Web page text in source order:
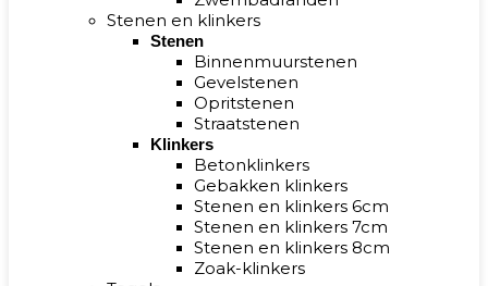
Stenen en klinkers
Stenen
Binnenmuurstenen
Gevelstenen
Opritstenen
Straatstenen
Klinkers
Betonklinkers
Gebakken klinkers
Stenen en klinkers 6cm
Stenen en klinkers 7cm
Stenen en klinkers 8cm
Zoak-klinkers